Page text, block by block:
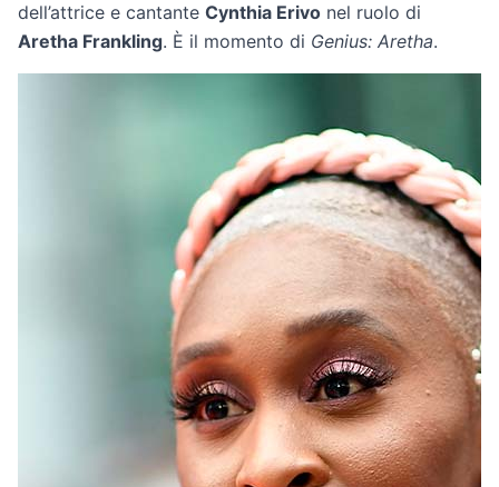
dell’attrice e cantante Cynthia Erivo nel ruolo di
Aretha Frankling. È il momento di Genius: Aretha.